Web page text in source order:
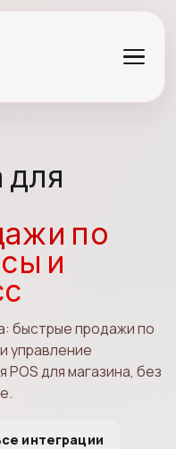
для
по
и
быстрые продажи по
управление
для магазина, без
интеграции